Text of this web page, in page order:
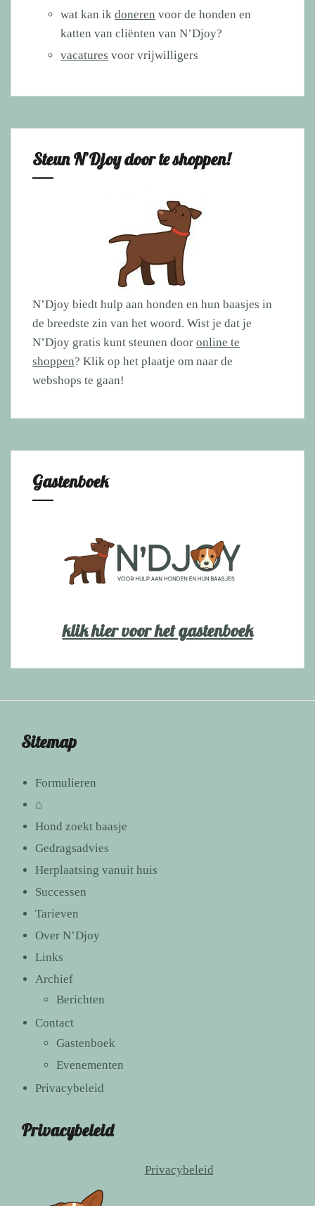
wat kan ik doneren voor de honden en
katten van cliënten van N’Djoy?
vacatures voor vrijwilligers
Steun N’Djoy door te shoppen!
N’Djoy biedt hulp aan honden en hun baasjes in
de breedste zin van het woord. Wist je dat je
N’Djoy gratis kunt steunen door online te
shoppen? Klik op het plaatje om naar de
webshops te gaan!
Gastenboek
klik hier voor het gastenboek
Sitemap
Formulieren
⌂
Hond zoekt baasje
Gedragsadvies
Herplaatsing vanuit huis
Successen
Tarieven
Over N’Djoy
Links
Archief
Berichten
Contact
Gastenboek
Evenementen
Privacybeleid
Privacybeleid
Privacybeleid